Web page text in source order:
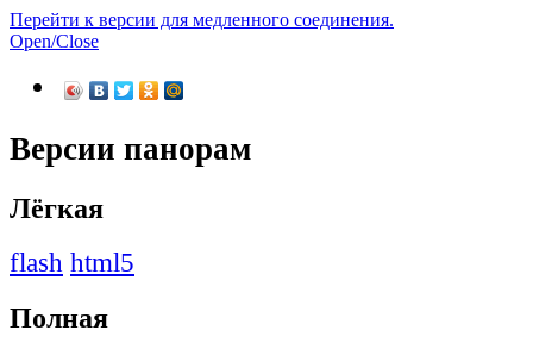
Перейти к версии для медленного соединения.
Open/Close
Версии панорам
Лёгкая
flash html5
Полная